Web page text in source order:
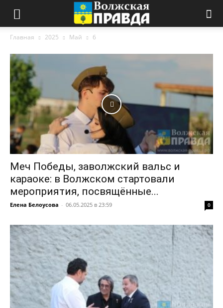
Главная 2025 Май 6
Меч Победы, заволжский вальс и
караоке: в Волжском стартовали
мероприятия, посвящённые...
Елена Белоусова - 06.05.2025 в 23:59 0